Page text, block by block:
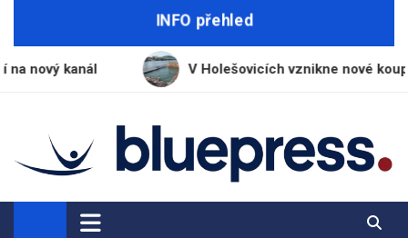
INFO přehled
V Holešovicích vznikne nové koupaliště s
BluePress.cz
Seriózní průvodce moderním životem